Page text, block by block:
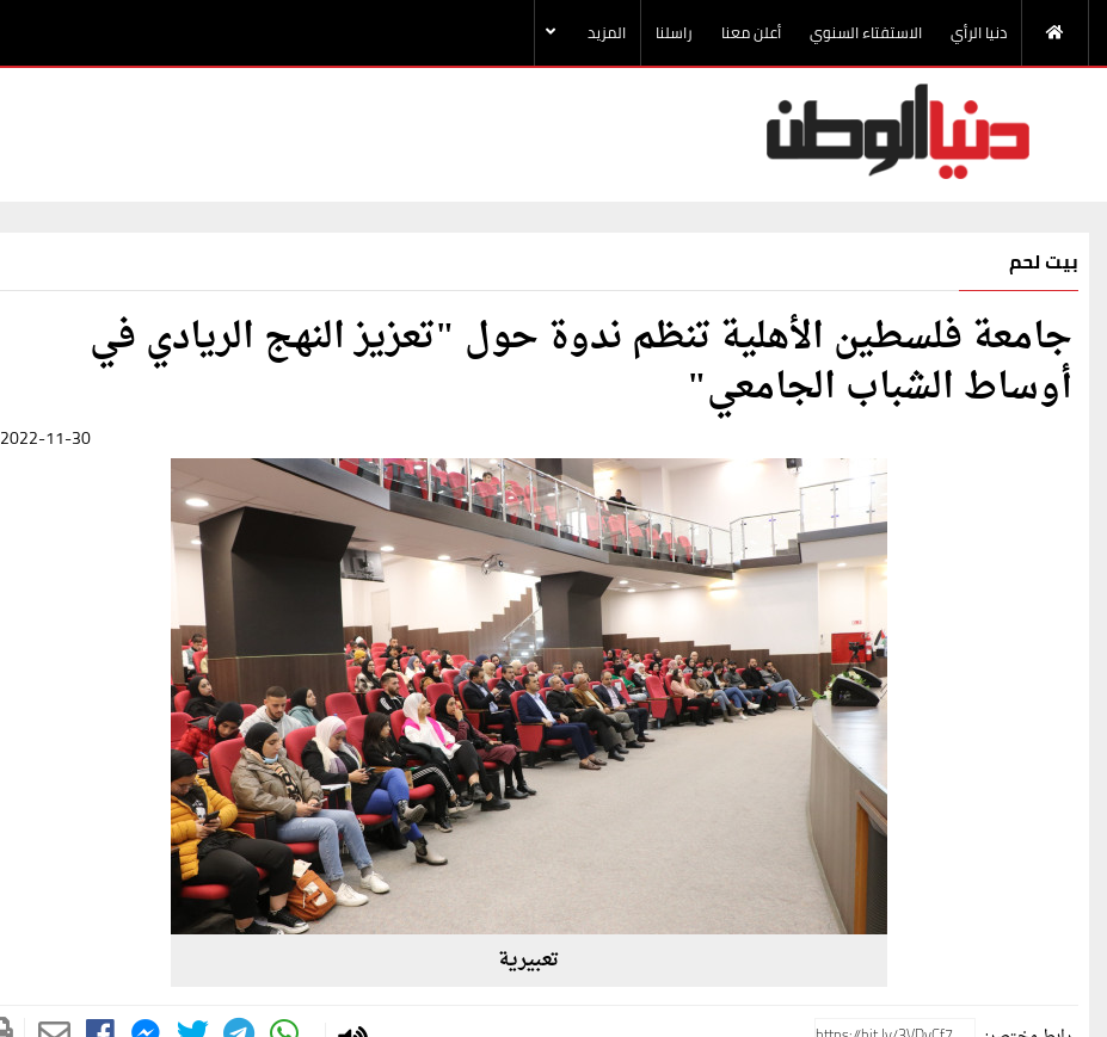
دنيا الرأي الاستفتاء السنوي أعلن معنا راسلنا المزيد
بيت لحم
جامعة فلسطين الأهلية تنظم ندوة حول "تعزيز النهج الريادي في
أوساط الشباب الجامعي"
2022-11-30
تعبيرية